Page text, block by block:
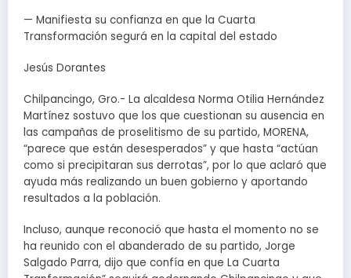
— Manifiesta su confianza en que la Cuarta
Transformación segurá en la capital del estado
Jesús Dorantes
Chilpancingo, Gro.- La alcaldesa Norma Otilia Hernández
Martínez sostuvo que los que cuestionan su ausencia en
las campañas de proselitismo de su partido, MORENA,
“parece que están desesperados” y que hasta “actúan
como si precipitaran sus derrotas”, por lo que aclaró que
ayuda más realizando un buen gobierno y aportando
resultados a la población.
Incluso, aunque reconoció que hasta el momento no se
ha reunido con el abanderado de su partido, Jorge
Salgado Parra, dijo que confía en que La Cuarta